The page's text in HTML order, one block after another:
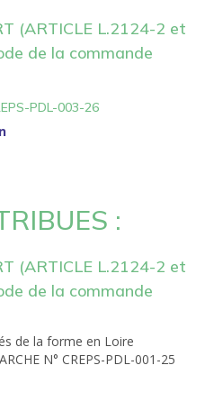
(ARTICLE L.2124-2 et
de la commande
PDL-003-26
:
(ARTICLE L.2124-2 et
de la commande
de la forme en Loire
N° CREPS-PDL-001-25